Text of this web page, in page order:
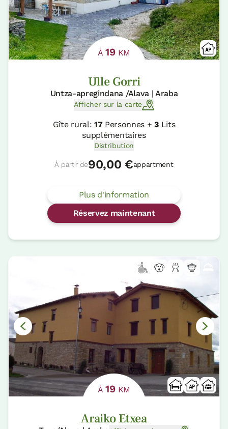
À19KM
Ulle Gorri
Untza-apregindana /Alava | Araba
Afficher sur la carte
Gîte rural: 17Personnes +3Lits
supplémentaires
Distribution
À partir de90,00 €appartment
Plus d'information
Réservez maintenant
À19KM
Araiko Etxea